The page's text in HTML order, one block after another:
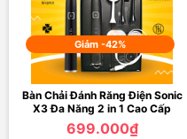
Giảm -42%
Bàn Chải Đánh Răng Điện Sonic
X3 Đa Năng 2 in 1 Cao Cấp
699.000₫